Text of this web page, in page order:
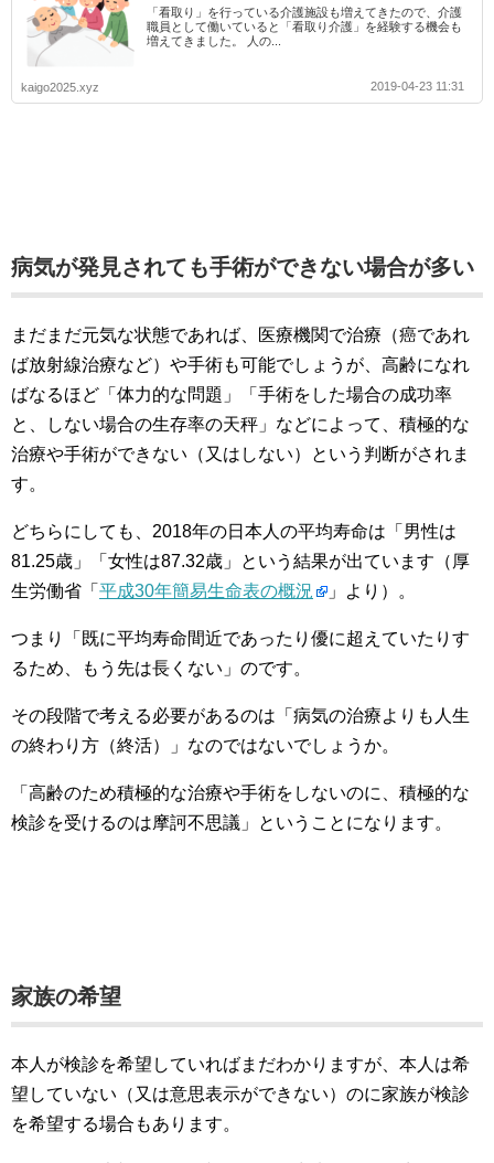
「看取り」を行っている介護施設も増えてきたので、介護
職員として働いていると「看取り介護」を経験する機会も
増えてきました。 人の...
kaigo2025.xyz 2019-04-23 11:31
病気が発見されても手術ができない場合が多い
まだまだ元気な状態であれば、医療機関で治療（癌であれ
ば放射線治療など）や手術も可能でしょうが、高齢になれ
ばなるほど「体力的な問題」「手術をした場合の成功率
と、しない場合の生存率の天秤」などによって、積極的な
治療や手術ができない（又はしない）という判断がされま
す。
どちらにしても、2018年の日本人の平均寿命は「男性は
81.25歳」「女性は87.32歳」という結果が出ています（厚
生労働省「 平成30年簡易生命表の概況 」より）。
つまり「既に平均寿命間近であったり優に超えていたりす
るため、もう先は長くない」のです。
その段階で考える必要があるのは「病気の治療よりも人生
の終わり方（終活）」なのではないでしょうか。
「高齢のため積極的な治療や手術をしないのに、積極的な
検診を受けるのは摩訶不思議」ということになります。
家族の希望
本人が検診を希望していればまだわかりますが、本人は希
望していない（又は意思表示ができない）のに家族が検診
を希望する場合もあります。